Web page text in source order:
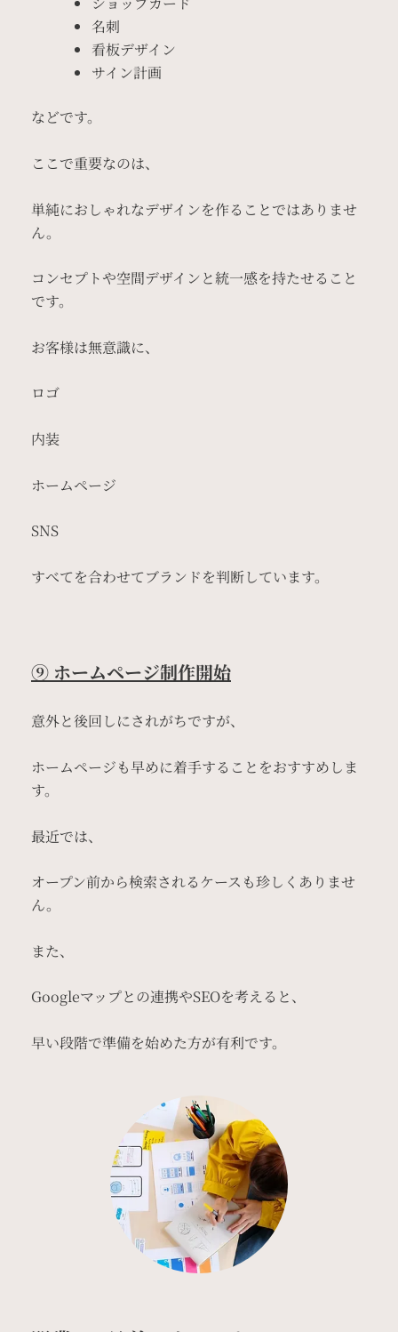
名刺
看板デザイン
サイン計画
などです。
ここで重要なのは、
単純におしゃれなデザインを作ることではありませ
ん。
コンセプトや空間デザインと統一感を持たせること
です。
お客様は無意識に、
ロゴ
内装
ホームページ
SNS
すべてを合わせてブランドを判断しています。
⑨ ホームページ制作開始
意外と後回しにされがちですが、
ホームページも早めに着手することをおすすめしま
す。
最近では、
オープン前から検索されるケースも珍しくありませ
ん。
また、
Googleマップとの連携やSEOを考えると、
早い段階で準備を始めた方が有利です。